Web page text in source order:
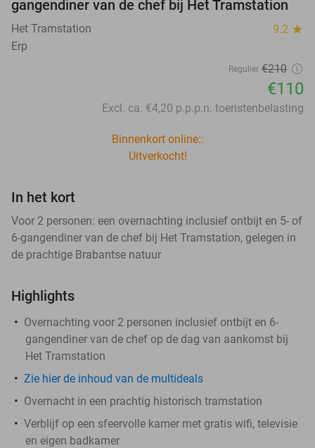
gangendiner van de chef bij Het Tramstation
Het Tramstation 9.2 star
Erp
Regulier €210
€110
Excl. ca. €4,20 p.p.p.n. toeristenbelasting
Binnenkort online::
Uitverkocht!
In het kort
Voor 2 personen: een overnachting inclusief ontbijt en 5- of
6-gangendiner van de chef bij Het Tramstation, gelegen in
de prachtige Brabantse natuur
Highlights
Overnachting voor 2 personen inclusief ontbijt en 6-
gangendiner van de chef op de dag van aankomst bij
Het Tramstation
Zie hier de inhoud van de multideals
Overnacht in een prachtig historisch tramstation
Verblijf op een sfeervolle kamer met gratis wifi, televisie
en eigen badkamer